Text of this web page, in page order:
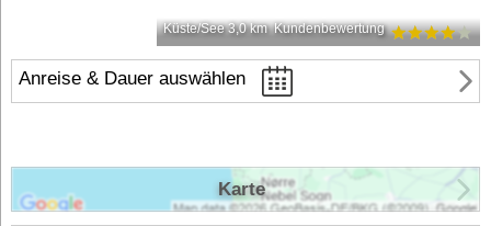
Küste/See 3,0 km Kundenbewertung
Anreise & Dauer auswählen
Karte